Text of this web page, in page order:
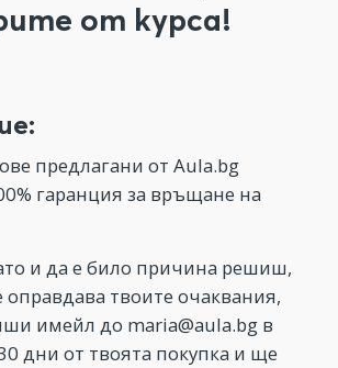
от курса!
предлагани от Aula.bg
гаранция за връщане на
и да е било причина решиш,
оправдава твоите очаквания,
имейл до maria@aula.bg в
дни от твоята покупка и ще